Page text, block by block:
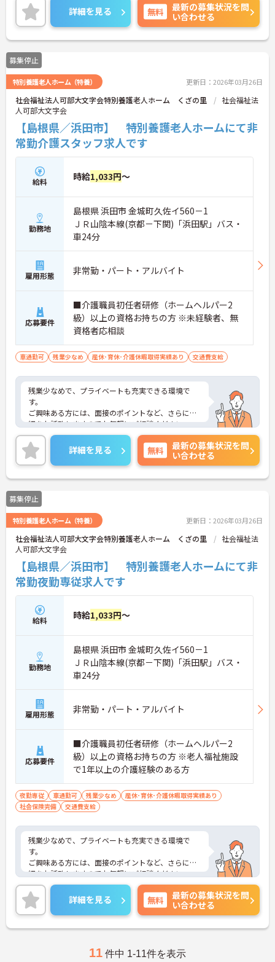
詳細を見る 無料
最新の募集状況を問
い合わせる
募集停止
特別養護老人ホーム（特養） 更新日：2026年03月26日
社会福祉法人可部大文字会特別養護老人ホーム くざの里
社会福祉法
人可部大文字会
【島根県／浜田市】 特別養護老人ホームにて非
常勤介護スタッフ求人です
給料 時給1,033円～
勤務地
島根県 浜田市 金城町久佐イ560－1
ＪＲ山陰本線(京都－下関)「浜田駅」バス・
車24分
雇用形態 非常勤・パート・アルバイト
応募要件
■介護職員初任者研修（ホームヘルパー2
級）以上の資格お持ちの方 ※未経験者、無
資格者応相談
車通勤可 残業少なめ 産休･育休･介護休暇取得実績あり 交通費支給
残業少なめで、プライベートも充実できる環境で
す。
ご興味ある方には、面接のポイントなど、さらに詳
細をお話致しますのでお気軽にご相談ください。
詳細を見る 無料
最新の募集状況を問
い合わせる
募集停止
特別養護老人ホーム（特養） 更新日：2026年03月26日
社会福祉法人可部大文字会特別養護老人ホーム くざの里
社会福祉法
人可部大文字会
【島根県／浜田市】 特別養護老人ホームにて非
常勤夜勤専従求人です
給料 時給1,033円～
勤務地
島根県 浜田市 金城町久佐イ560－1
ＪＲ山陰本線(京都－下関)「浜田駅」バス・
車24分
雇用形態 非常勤・パート・アルバイト
応募要件
■介護職員初任者研修（ホームヘルパー2
級）以上の資格お持ちの方 ※老人福祉施設
で1年以上の介護経験のある方
夜勤専従 車通勤可 残業少なめ
産休･育休･介護休暇取得実績あり
社会保険完備
交通費支給
残業少なめで、プライベートも充実できる環境で
す。
ご興味ある方には、面接のポイントなど、さらに詳
細をお話致しますのでお気軽にご相談ください。
詳細を見る 無料
最新の募集状況を問
い合わせる
11 件中 1-11件を表示